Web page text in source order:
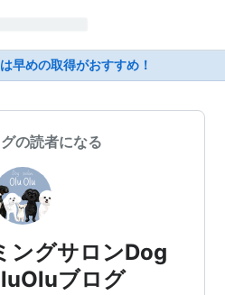
早めの取得がおすすめ！
の読者になる
ングサロンDog
ブログ